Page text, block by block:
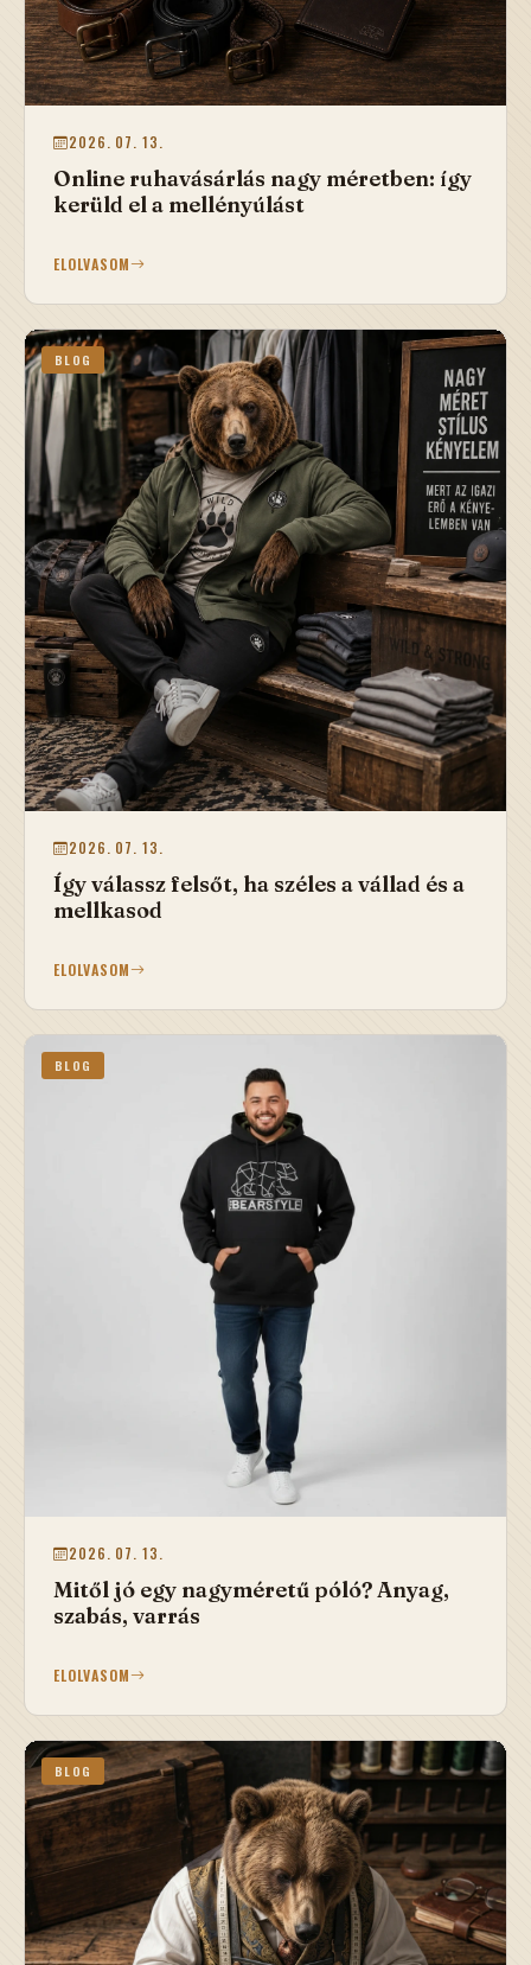
2026. 07. 13.
Online ruhavásárlás nagy méretben: így
kerüld el a mellényúlást
ELOLVASOM
BLOG
2026. 07. 13.
Így válassz felsőt, ha széles a vállad és a
mellkasod
ELOLVASOM
BLOG
2026. 07. 13.
Mitől jó egy nagyméretű póló? Anyag,
szabás, varrás
ELOLVASOM
BLOG